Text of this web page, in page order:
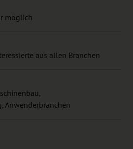
möglich
aus allen Branchen
Anwenderbranchen